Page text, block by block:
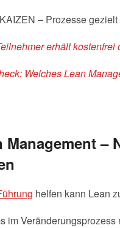
– Prozesse
erhält
Welches Lean
Management –
helfen kann Lean
im Veränderungsprozess